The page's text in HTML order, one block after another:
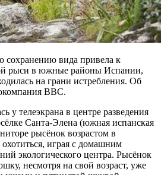
сохранению вида привела к
рыси в южные районы Испании,
на грани истребления. Об
BBC.
у телеэкрана в центре разведения
Санта-Элена (южная испанская
рысёнок возрастом в
охотиться, играя с домашним
экологического центра. Рысёнок
несмотря на свой возраст, уже